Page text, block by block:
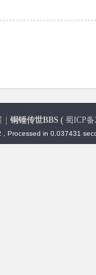
铜锤传世BBS ( 蜀ICP备
, Processed in 0.037431